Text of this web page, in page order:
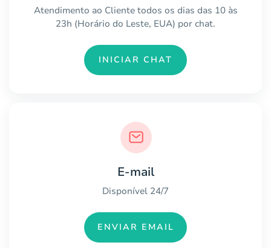
Atendimento ao Cliente todos os dias das 10 às
23h (Horário do Leste, EUA) por chat.
INICIAR CHAT
E-mail
Disponível 24/7
ENVIAR EMAIL